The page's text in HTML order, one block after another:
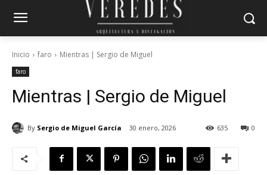
Inicio faro Mientras | Sergio de Miguel
faro
Mientras | Sergio de Miguel
By Sergio de Miguel García 30 enero, 2026 0
635